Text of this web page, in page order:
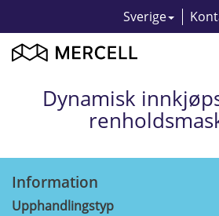
Sverige
Dynamisk
Information
Upphandlingstyp